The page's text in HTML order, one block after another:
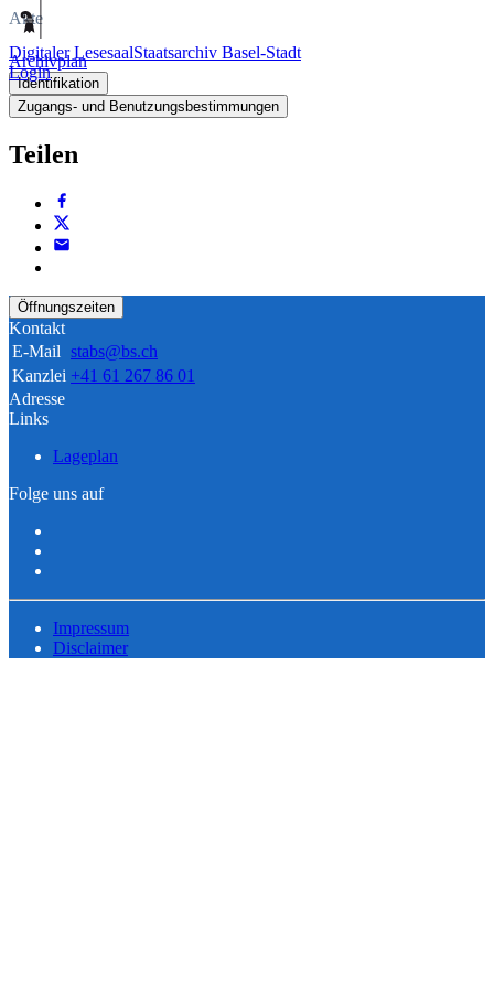
Digitaler LesesaalStaatsarchiv Basel-Stadt
Login
Akte
Archivplan
Identifikation
Zugangs- und Benutzungsbestimmungen
Teilen
Öffnungszeiten
Kontakt
E-Mail stabs@bs.ch
Kanzlei +41 61 267 86 01
Adresse
Links
Lageplan
Folge uns auf
Impressum
Disclaimer